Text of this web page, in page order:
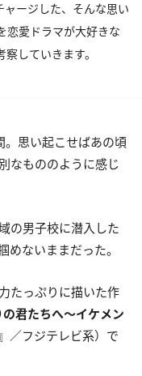
ージした、そんな思い
恋愛ドラマが大好きな
していきます。
。思い起こせばあの頃
なもののように感じ
の男子校に潜入した
めないままだった。
たっぷりに描いた作
の君たちへ〜イケメン
／フジテレビ系）で